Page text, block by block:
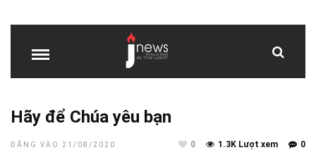
Hãy để Chúa yêu bạn
ĐĂNG VÀO 21/08/2020 0
1.3K Lượt xem
0